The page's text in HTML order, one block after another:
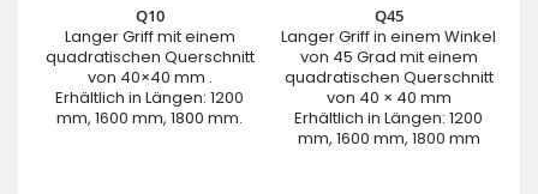
Q10
Langer Griff mit einem
quadratischen Querschnitt
von 40×40 mm .
Erhältlich in Längen: 1200
mm, 1600 mm, 1800 mm.
Q45
Langer Griff in einem Winkel
von 45 Grad mit einem
quadratischen Querschnitt
von 40 × 40 mm
Erhältlich in Längen: 1200
mm, 1600 mm, 1800 mm